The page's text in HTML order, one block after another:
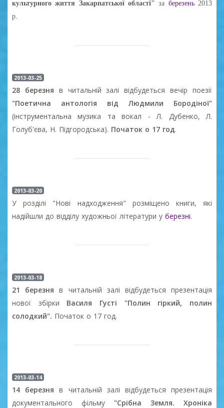
культурного життя Закарпатської області"за березень2013
р.
2013-03-25
28 березня в читальній залі відбудеться вечір поезії
"Поетична антологія від Людмили Бородіної"
(інструментальна музика та вокал - Л. Дубенко, Л.
Голуб'єва, Н. Підгородська). Початок о 17 год.
2013-03-20
У розділі "Нові надходження" розміщено книги, які
надійшли до відділу художньої літератури у березні.
2013-03-18
21 березня в читальній залі відбудеться презентація
нової збірки Василя Густі "Полин гіркий, полин
солодкий". Початок о 17 год.
2013-03-14
14 березня в читальній залі відбудеться презентація
документального фільму "Срібна Земля. Хроніка